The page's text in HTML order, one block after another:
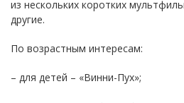
из нескольких коротких
другие.
По возрастным интересам:
– для детей – «Винни-Пух»;